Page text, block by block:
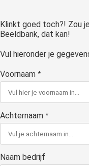
Klinkt goed toch?! Zou
Beeldbank, dat kan!
Vul hieronder je
Voornaam *
Achternaam *
Naam bedrijf